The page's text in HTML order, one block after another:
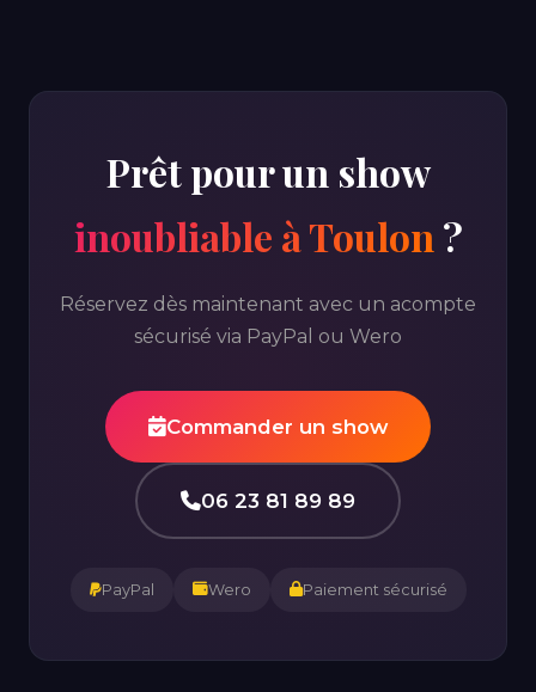
Prêt pour un show
inoubliable à Toulon ?
Réservez dès maintenant avec un acompte
sécurisé via PayPal ou Wero
Commander un show
06 23 81 89 89
PayPal Wero Paiement sécurisé